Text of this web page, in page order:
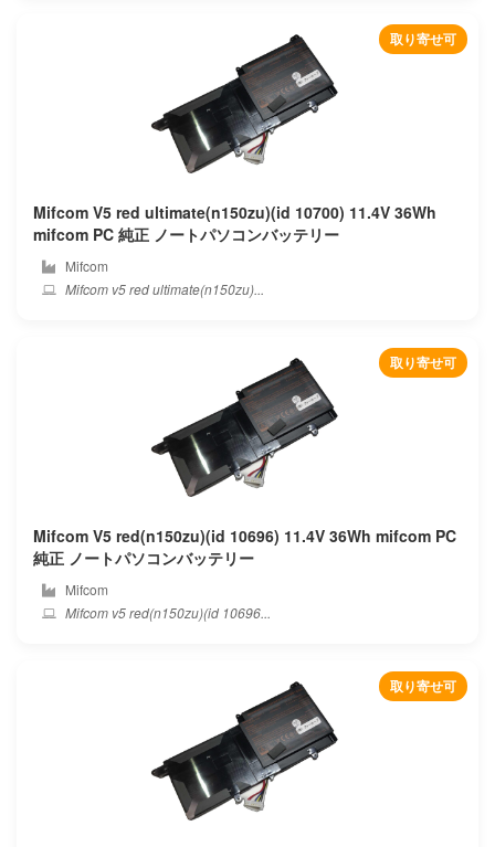
取り寄せ可
Mifcom V5 red ultimate(n150zu)(id 10700) 11.4V 36Wh
mifcom PC 純正 ノートパソコンバッテリー
Mifcom
Mifcom v5 red ultimate(n150zu)...
取り寄せ可
Mifcom V5 red(n150zu)(id 10696) 11.4V 36Wh mifcom PC
純正 ノートパソコンバッテリー
Mifcom
Mifcom v5 red(n150zu)(id 10696...
取り寄せ可